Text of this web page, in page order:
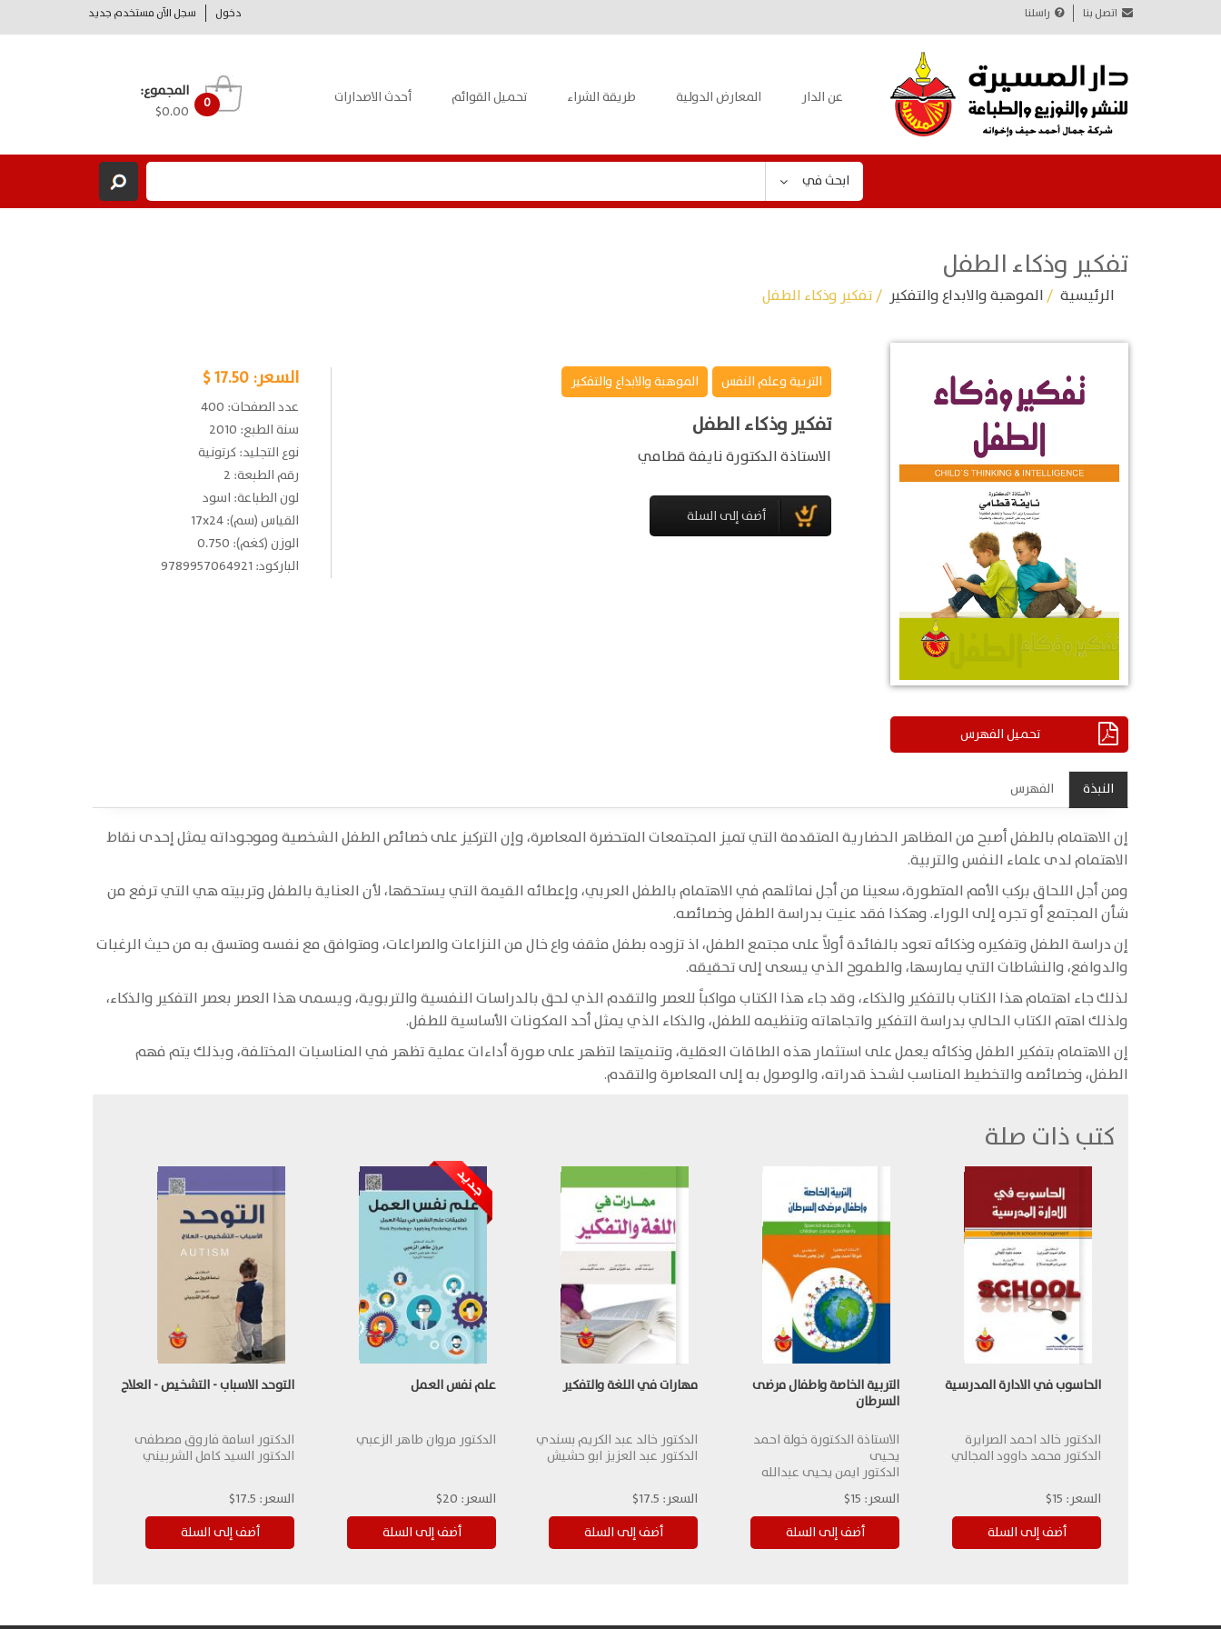
دخول سجل الآن مستخدم جديد اتصل بنا راسلنا
عن الدار المعارض الدولية طريقة الشراء تحميل القوائم أحدث الاصدارات 0
المجموع:
$0.00
ابحث في
تفكير وذكاء الطفل
الرئيسية /الموهبة والابداع والتفكير / تفكير وذكاء الطفل
تحميل الفهرس
التربية وعلم النفس الموهبة والابداع والتفكير
تفكير وذكاء الطفل
الاستاذة الدكتورة نايفة قطامي
السعر:17.50 $
عدد الصفحات: 400
سنة الطبع: 2010
نوع التجليد: كرتونية
رقم الطبعة: 2
لون الطباعة: اسود
القياس (سم): 17x24
الوزن (كغم): 0.750
الباركود: 9789957064921
النبذة الفهرس
إن الاهتمام بالطفل أصبح من المظاهر الحضارية المتقدمة التي تميز المجتمعات المتحضرة المعاصرة، وإن التركيز على خصائص الطفل الشخصية وموجوداته يمثل إحدى نقاط
الاهتمام لدى علماء النفس والتربية.
ومن أجل اللحاق بركب الأمم المتطورة، سعينا من أجل نماثلهم في الاهتمام بالطفل العربي، وإعطائه القيمة التي يستحقها، لأن العناية بالطفل وتربيته هي التي ترفع من
شأن المجتمع أو تجره إلى الوراء. وهكذا فقد عنيت بدراسة الطفل وخصائصه.
إن دراسة الطفل وتفكيره وذكائه تعود بالفائدة أولاً على مجتمع الطفل، اذ تزوده بطفل مثقف واع خال من النزاعات والصراعات، ومتوافق مع نفسه ومتسق به من حيث الرغبات
والدوافع، والنشاطات التي يمارسها، والطموح الذي يسعى إلى تحقيقه.
لذلك جاء اهتمام هذا الكتاب بالتفكير والذكاء، وقد جاء هذا الكتاب مواكباً للعصر والتقدم الذي لحق بالدراسات النفسية والتربوية، ويسمى هذا العصر بعصر التفكير والذكاء،
ولذلك اهتم الكتاب الحالي بدراسة التفكير واتجاهاته وتنظيمه للطفل، والذكاء الذي يمثل أحد المكونات الأساسية للطفل.
إن الاهتمام بتفكير الطفل وذكائه يعمل على استثمار هذه الطاقات العقلية، وتنميتها لتظهر على صورة أداءات عملية تظهر في المناسبات المختلفة، وبذلك يتم فهم
الطفل، وخصائصه والتخطيط المناسب لشحذ قدراته، والوصول به إلى المعاصرة والتقدم.
كتب ذات صلة
الحاسوب في الادارة المدرسية
الدكتور خالد احمد الصرايرة
الدكتور محمد داوود المجالي
السعر: 15$
التربية الخاصة واطفال مرضى
السرطان
الاستاذة الدكتورة خولة احمد
يحيى
الدكتور ايمن يحيى عبدالله
السعر: 15$
مهارات في اللغة والتفكير
الدكتور خالد عبد الكريم بسندي
الدكتور عبد العزيز ابو حشيش
السعر: 17.5$
علم نفس العمل
الدكتور مروان طاهر الزعبي
السعر: 20$
التوحد الاسباب - التشخيص - العلاج
الدكتور اسامة فاروق مصطفى
الدكتور السيد كامل الشربيني
السعر: 17.5$